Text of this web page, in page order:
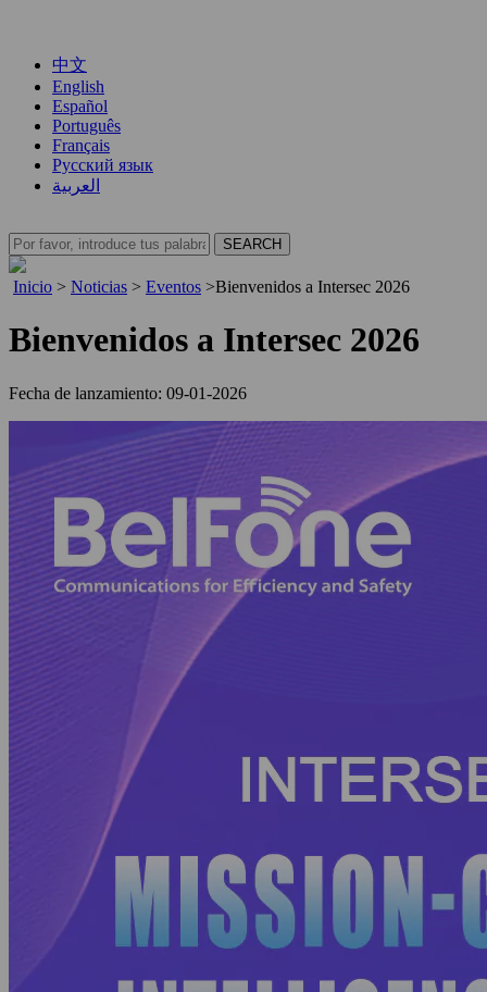
中文
English
Español
Português
Français
Русский язык
العربية
Inicio > Noticias > Eventos >Bienvenidos a Intersec 2026
Bienvenidos a Intersec 2026
Fecha de lanzamiento: 09-01-2026